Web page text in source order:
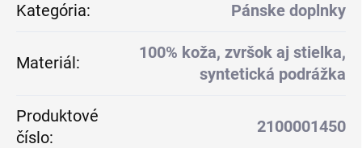
Kategória: Pánske doplnky
Materiál:
100% koža, zvršok aj stielka,
syntetická podrážka
Produktové
číslo:
2100001450